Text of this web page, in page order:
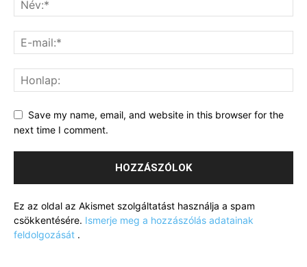
Save my name, email, and website in this browser for the
next time I comment.
Ez az oldal az Akismet szolgáltatást használja a spam
csökkentésére. Ismerje meg a hozzászólás adatainak
feldolgozását .